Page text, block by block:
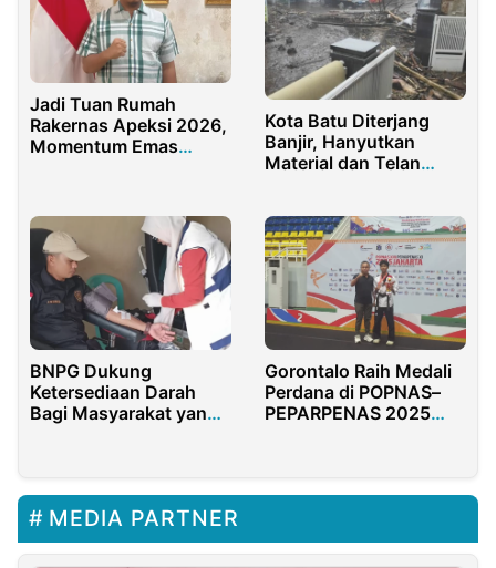
Jadi Tuan Rumah
Rakernas Apeksi 2026,
Momentum Emas
Kota Batu Diterjang
Banjir, Hanyutkan
Material dan Telan
‎BNPG Dukung
Ketersediaan Darah
Bagi Masyarakat yang
Gorontalo Raih Medali
Perdana di POPNAS–
PEPARPENAS 2025
MEDIA PARTNER